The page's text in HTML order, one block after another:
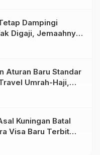
Dampingi
Digaji, Jemaahnya
Pihak Travel
Aturan Baru Standar
Umrah-Haji,
Jika Melanggar
Kuningan Batal
Visa Baru Terbit
Landas